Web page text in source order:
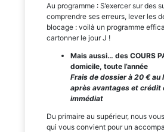
Au programme : S’exercer sur des
comprendre ses erreurs, lever les
blocage : voilà un programme
cartonner le jour J !
Mais aussi… des COURS
domicile, toute l’année
Frais de dossier à 20 € au
après avantages et crédit
immédiat
Du primaire au supérieur, nous
qui vous convient pour un